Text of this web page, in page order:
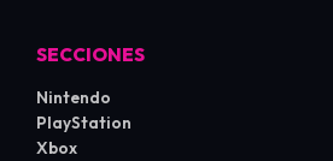
SECCIONES
Nintendo
PlayStation
Xbox